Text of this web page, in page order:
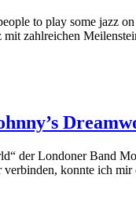
to play some jazz
mit zahlreichen
der Londoner Band
konnte ich mir